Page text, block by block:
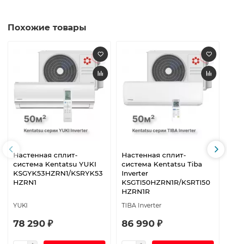
Похожие товары
Настенная сплит-
система Kentatsu YUKI
KSGYK53HZRN1/KSRYK53
HZRN1
YUKI
78 290 ₽
Настенная сплит-
система Kentatsu Tiba
Inverter
KSGTI50HZRN1R/KSRTI50
HZRN1R
TIBA Inverter
86 990 ₽